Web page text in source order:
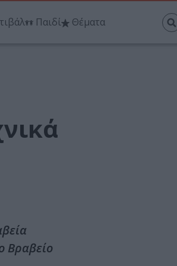
Παιδί Θέματα
Βραβείο